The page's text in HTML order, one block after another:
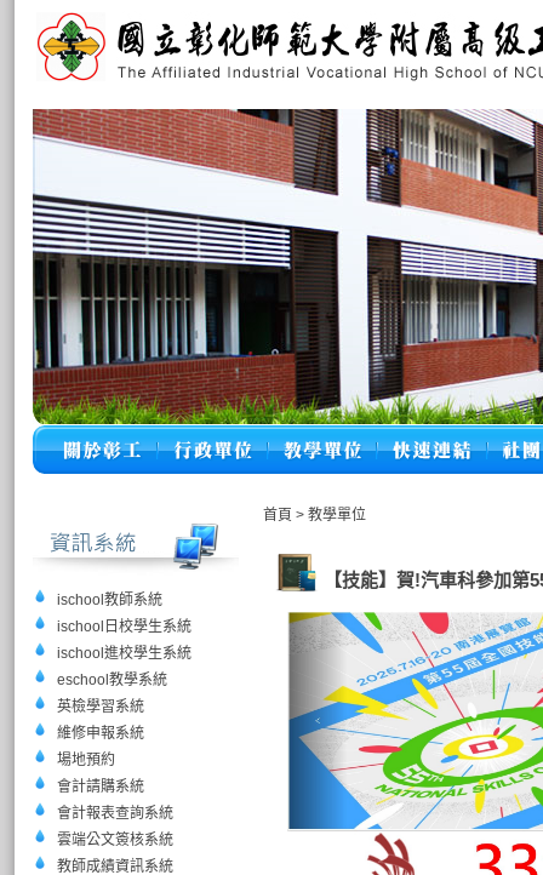
ischool教師系統
ischool日校學生系統
ischool進校學生系統
eschool教學系統
英檢學習系統
維修申報系統
場地預約
會計請購系統
會計報表查詢系統
雲端公文簽核系統
教師成績資訊系統
首頁 > 教學單位
【技能】賀!汽車科參加